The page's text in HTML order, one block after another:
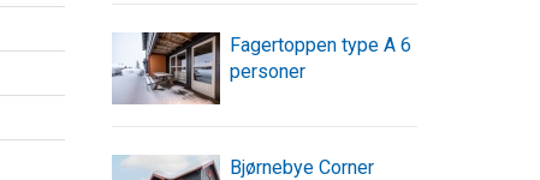
Fagertoppen type A 6
personer
Bjørnebye Corner